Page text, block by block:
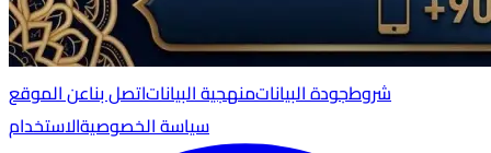
عن الموقعاتصل بنامنهجية البياناتجودة البياناتشروط
الاستخدامسياسة الخصوصية